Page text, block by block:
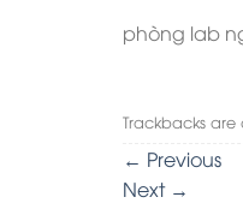
phòng lab
Trackbacks
← Previous
Next →